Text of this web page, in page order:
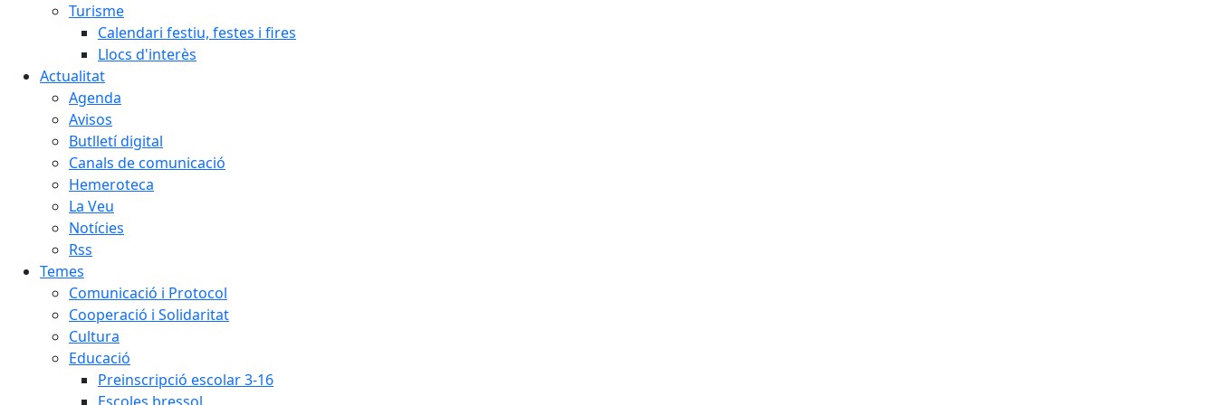
Turisme
Calendari festiu, festes i fires
Llocs d'interès
Actualitat
Agenda
Avisos
Butlletí digital
Canals de comunicació
Hemeroteca
La Veu
Notícies
Rss
Temes
Comunicació i Protocol
Cooperació i Solidaritat
Cultura
Educació
Preinscripció escolar 3-16